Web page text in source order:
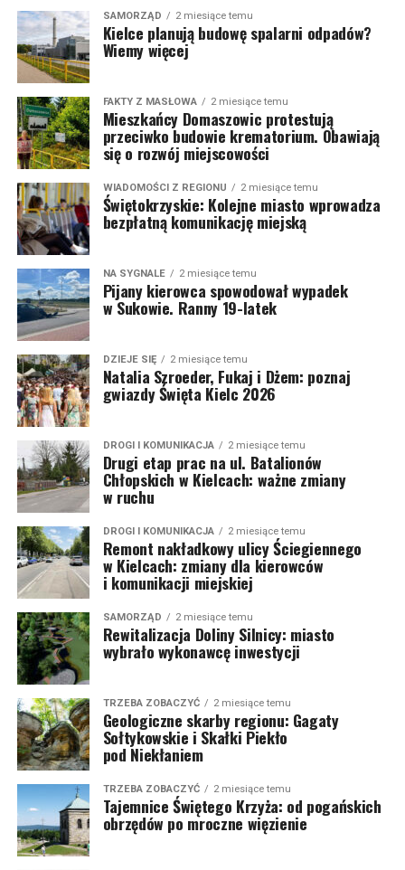
SAMORZĄD 2 miesiące temu
Kielce planują budowę spalarni odpadów?
Wiemy więcej
FAKTY Z MASŁOWA 2 miesiące temu
Mieszkańcy Domaszowic protestują
przeciwko budowie krematorium. Obawiają
się o rozwój miejscowości
WIADOMOŚCI Z REGIONU 2 miesiące temu
Świętokrzyskie: Kolejne miasto wprowadza
bezpłatną komunikację miejską
NA SYGNALE 2 miesiące temu
Pijany kierowca spowodował wypadek
w Sukowie. Ranny 19-latek
DZIEJE SIĘ 2 miesiące temu
Natalia Szroeder, Fukaj i Dżem: poznaj
gwiazdy Święta Kielc 2026
DROGI I KOMUNIKACJA 2 miesiące temu
Drugi etap prac na ul. Batalionów
Chłopskich w Kielcach: ważne zmiany
w ruchu
DROGI I KOMUNIKACJA 2 miesiące temu
Remont nakładkowy ulicy Ściegiennego
w Kielcach: zmiany dla kierowców
i komunikacji miejskiej
SAMORZĄD 2 miesiące temu
Rewitalizacja Doliny Silnicy: miasto
wybrało wykonawcę inwestycji
TRZEBA ZOBACZYĆ 2 miesiące temu
Geologiczne skarby regionu: Gagaty
Sołtykowskie i Skałki Piekło
pod Niekłaniem
TRZEBA ZOBACZYĆ 2 miesiące temu
Tajemnice Świętego Krzyża: od pogańskich
obrzędów po mroczne więzienie